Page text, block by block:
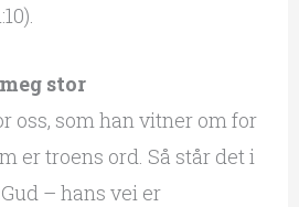
stor
oss, som han vitner om for
er troens ord. Så står det i
– hans vei er